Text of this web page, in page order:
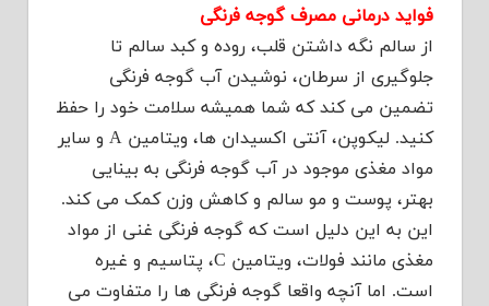
فواید درمانی مصرف گوجه فرنگی
از سالم نگه داشتن قلب، روده و کبد سالم تا
جلوگیری از سرطان، نوشیدن آب گوجه فرنگی
تضمین می کند که شما همیشه سلامت خود را حفظ
کنید. لیکوپن، آنتی اکسیدان ها، ویتامین A و سایر
مواد مغذی موجود در آب گوجه فرنگی به بینایی
بهتر، پوست و مو سالم و کاهش وزن کمک می کند.
این به این دلیل است که گوجه فرنگی غنی از مواد
مغذی مانند فولات، ویتامین C، پتاسیم و غیره
است. اما آنچه واقعا گوجه فرنگی ها را متفاوت می